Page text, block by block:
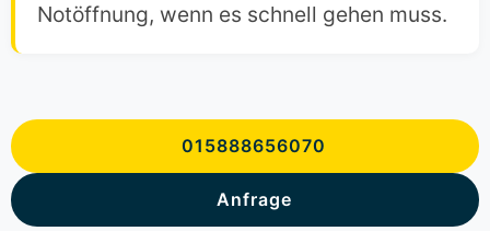
Notöffnung, wenn es schnell gehen muss.
015888656070
Anfrage